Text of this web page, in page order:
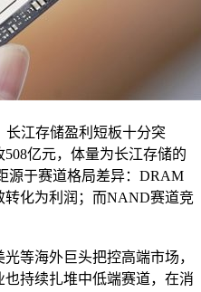
江存储盈利短板十分突
亿元，体量为长江存储的
源于赛道格局差异：DRAM
化为利润；而NAND赛道竞
等海外巨头把控高端市场，
持续扎堆中低端赛道，在消